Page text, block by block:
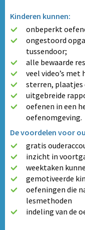
Kinderen kunnen:
onbeperkt
ongestoord
tussendoor;
alle bewaarde
veel video’s
sterren, plaatjes
uitgebreide
oefenen in een
oefenomgeving.
De voordelen voor
gratis
inzicht in
weektaken
gemotiveerde
oefeningen die
lesmethoden
indeling van de